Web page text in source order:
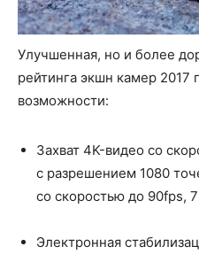
Улучшенная, но и более
рейтинга экшн камер 2017
возможности:
Захват 4K-видео со
с разрешением 1080
со скоростью до 90fps,
Электронная